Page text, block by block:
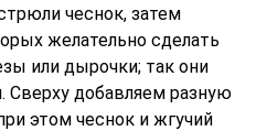
чеснок, затем
желательно сделать
или дырочки; так они
Сверху добавляем разную
этом чеснок и жгучий